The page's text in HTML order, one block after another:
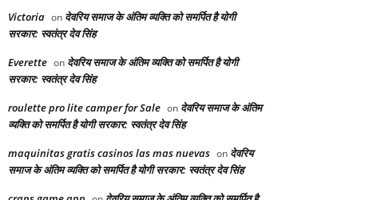
Victoria on देवरिय समाज के अंतिम व्यक्ति को समर्पित है योगी
सरकार: स्वतंत्र देव सिंह
Everette on देवरिय समाज के अंतिम व्यक्ति को समर्पित है योगी
सरकार: स्वतंत्र देव सिंह
roulette pro lite camper for Sale on देवरिय समाज के अंतिम
व्यक्ति को समर्पित है योगी सरकार: स्वतंत्र देव सिंह
maquinitas gratis casinos las mas nuevas on देवरिय
समाज के अंतिम व्यक्ति को समर्पित है योगी सरकार: स्वतंत्र देव सिंह